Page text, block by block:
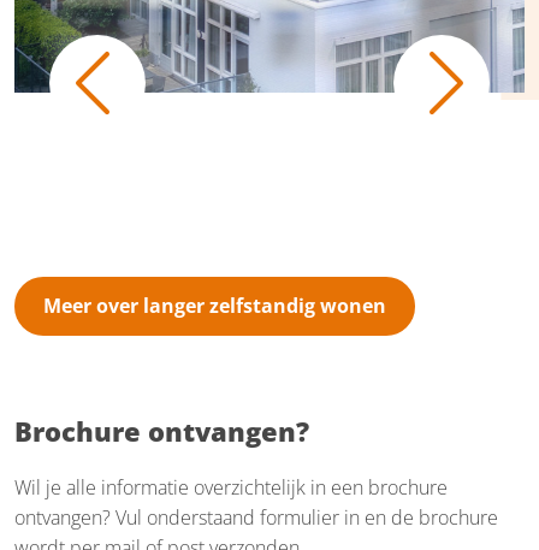
Previous Next
Meer over langer zelfstandig wonen
Brochure ontvangen?
Wil je alle informatie overzichtelijk in een brochure
ontvangen? Vul onderstaand formulier in en de brochure